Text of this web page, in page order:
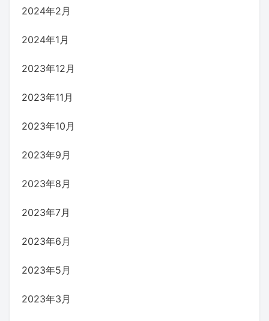
2024年2月
2024年1月
2023年12月
2023年11月
2023年10月
2023年9月
2023年8月
2023年7月
2023年6月
2023年5月
2023年3月